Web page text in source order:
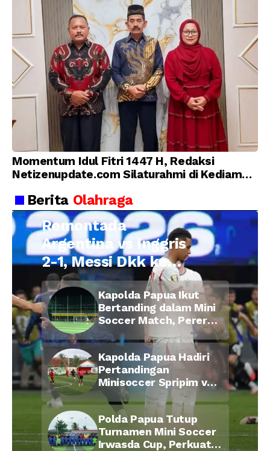
Momentum Idul Fitri 1447 H, Redaksi
Netizenupdate.com Silaturahmi di Kediaman
Berita Olahraga
Remontada
Argentina vs Inggris
2-1, Messi Dkk ke
Final Piala Dunia
2026
Kapolda Papua Ikut
Bertanding dalam Mini
Soccer Match, Pererat
Kebersamaan Personel
di Bulan Ramadan
Kapolda Papua Hadiri
Pertandingan
Minisoccer Spripim vs
Bid Propam, Pererat
Soliditas dan
Kebersamaan Personel
Polda Papua Tutup
Turnamen Mini Soccer
Irwasda Cup, Perkuat